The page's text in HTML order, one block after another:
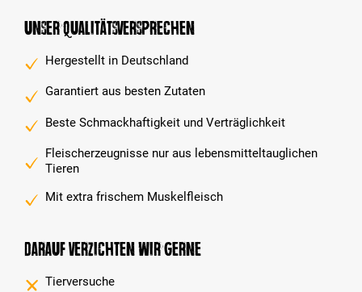
Unser Qualitätsversprechen
Hergestellt in Deutschland
Garantiert aus besten Zutaten
Beste Schmackhaftigkeit und Verträglichkeit
Fleischerzeugnisse nur aus lebensmitteltauglichen
Tieren
Mit extra frischem Muskelfleisch
Darauf verzichten wir gerne
Tierversuche